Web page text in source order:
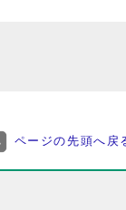
ページの先頭へ戻